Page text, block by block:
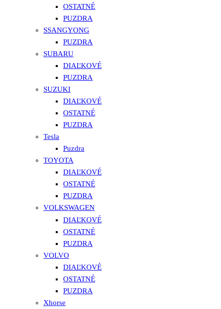
OSTATNÉ
PUZDRA
SSANGYONG
PUZDRA
SUBARU
DIAĽKOVÉ
PUZDRA
SUZUKI
DIAĽKOVÉ
OSTATNÉ
PUZDRA
Tesla
Puzdra
TOYOTA
DIAĽKOVÉ
OSTATNÉ
PUZDRA
VOLKSWAGEN
DIAĽKOVÉ
OSTATNÉ
PUZDRA
VOLVO
DIAĽKOVÉ
OSTATNÉ
PUZDRA
Xhorse